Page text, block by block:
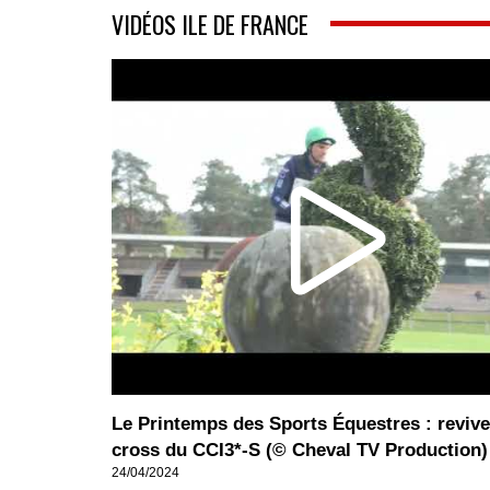
VIDÉOS ILE DE FRANCE
Le Printemps des Sports Équestres :
cross du CCI3*-S (© Cheval TV Production)
24/04/2024